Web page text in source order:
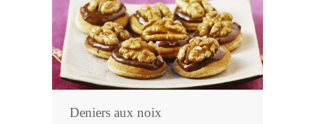
Deniers aux noix